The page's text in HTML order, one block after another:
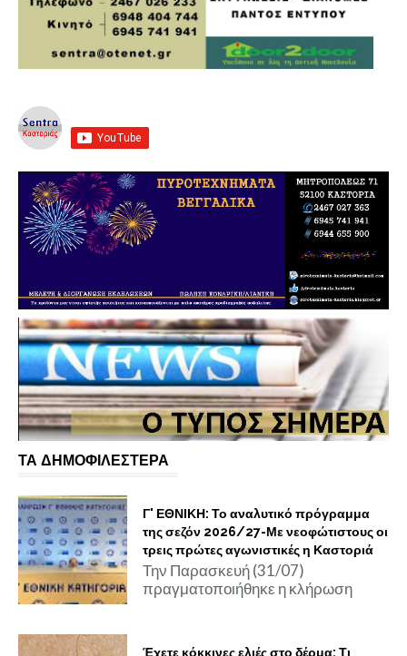
ΤΑ ΔΗΜΟΦΙΛΕΣΤΕΡΑ
Γ' ΕΘΝΙΚΗ: Το αναλυτικό πρόγραμμα
της σεζόν 2026/27-Με νεοφώτιστους οι
τρεις πρώτες αγωνιστικές η Καστοριά
Την Παρασκευή (31/07)
πραγματοποιήθηκε η κλήρωση
Έχετε κόκκινες ελιές στο δέρμα; Τι